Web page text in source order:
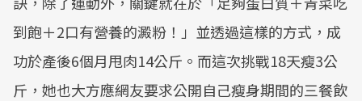
到飽＋2口有營養的澱粉！」並透過這樣的方式，成
功於產後6個月甩肉14公斤。而這次挑戰18天瘦3公
斤，她也大方應網友要求公開自己瘦身期間的三餐飲